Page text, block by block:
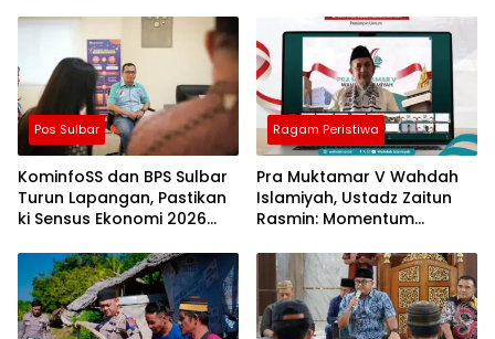
Pos Sulbar
KominfoSS dan BPS Sulbar
Turun Lapangan, Pastikan
ki Sensus Ekonomi 2026
Akurat
Ragam Peristiwa
Pra Muktamar V Wahdah
Islamiyah, Ustadz Zaitun
Rasmin: Momentum
Evaluasi Perjalanan
Dakwah